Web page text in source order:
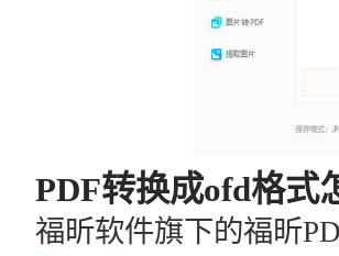
PDF转换成ofd格式
福昕软件旗下的福昕